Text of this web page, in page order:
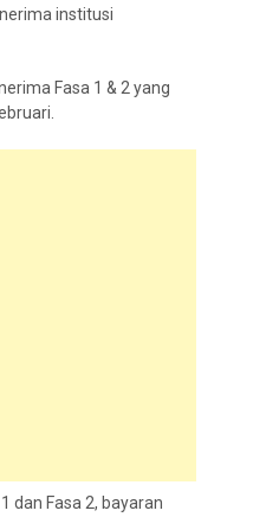
institusi
Fasa 1 & 2 yang
dan Fasa 2, bayaran